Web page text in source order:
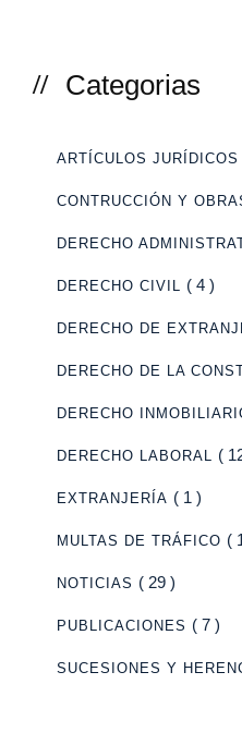
Categorias
ARTÍCULOS JURÍDICOS
CONTRUCCIÓN Y
DERECHO
DERECHO CIVIL ( 4 )
DERECHO DE
DERECHO DE LA
DERECHO
DERECHO LABORAL (
EXTRANJERÍA ( 1 )
MULTAS DE TRÁFICO (
NOTICIAS ( 29 )
PUBLICACIONES ( 7 )
SUCESIONES Y